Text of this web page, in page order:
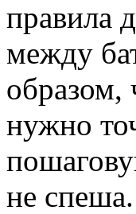
правила
между
образом,
нужно
не спеша.